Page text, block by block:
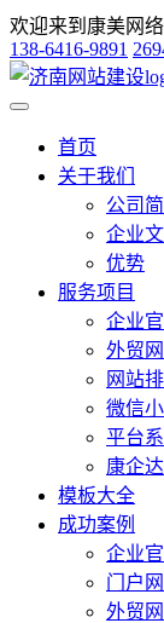
欢迎来到康美网
138-6416-9891
首页
关于我们
公司
企业
优势
服务项目
企业
外贸
网站
微信
平台
康企
模板大全
成功案例
企业
门户
外贸